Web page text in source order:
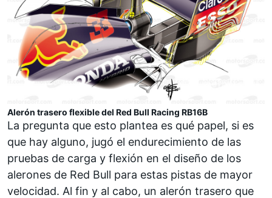
Alerón trasero flexible del Red Bull Racing RB16B
La pregunta que esto plantea es qué papel, si es
que hay alguno, jugó el endurecimiento de las
pruebas de carga y flexión en el diseño de los
alerones de Red Bull para estas pistas de mayor
velocidad. Al fin y al cabo, un alerón trasero que